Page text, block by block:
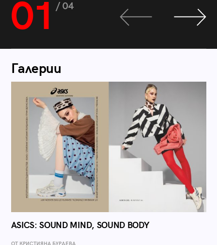
01 / 04
Галерии
ASICS: SOUND MIND, SOUND BODY
ОТ КРИСТИЯНА БУРДЕВА